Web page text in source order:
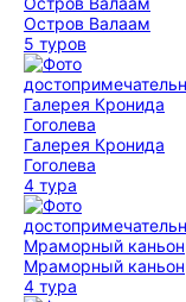
Остров Валаам
5 туров
Галерея Кронида
Гоголева
4 тура
Мраморный каньон
4 тура